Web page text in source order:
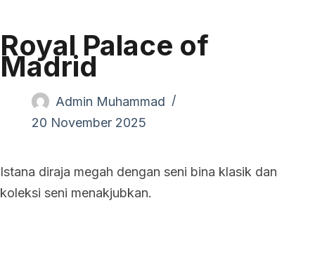
Royal Palace of
Madrid
Admin Muhammad
20 November 2025
Istana diraja megah dengan seni bina klasik dan
koleksi seni menakjubkan.